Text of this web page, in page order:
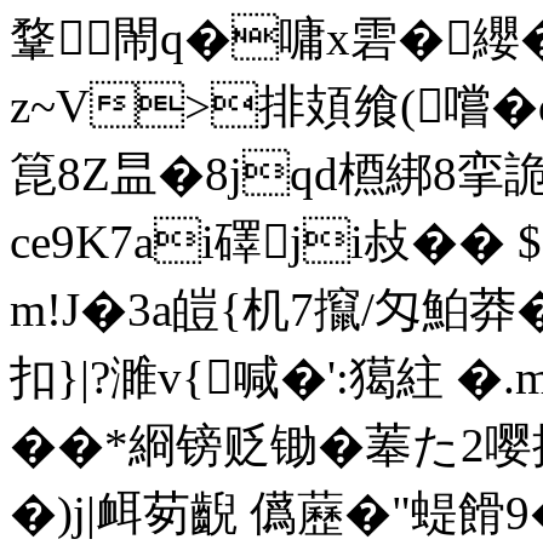
鞪閙q�嘃x雼�纓
z~V>排頍飨(嚐� q
箟8Z昷�8jqd槱綁8挛
ce9K7ai礋ji敊��
m!J�3a皚{机7攛/匁鮊
扣}|?濉v{喊�':獦紸
��*綗镑贬锄�菶た2
�)j|衈茐齯 儰藶�"蝭